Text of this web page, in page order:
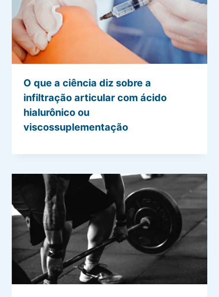
O que a ciência diz sobre a
infiltração articular com ácido
hialurônico ou
viscossuplementação